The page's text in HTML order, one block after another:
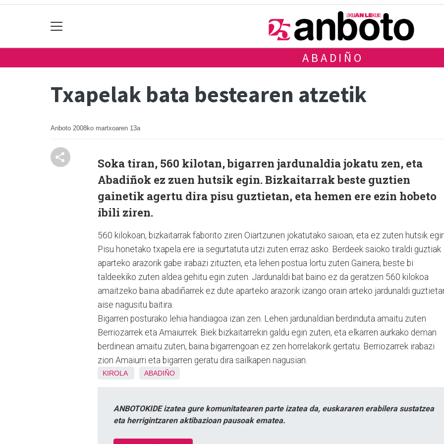
ABADIÑO
Txapelak bata bestearen atzetik
Anboto 2008ko martxoaren 13a
Soka tiran, 560 kilotan, bigarren jardunaldia jokatu zen, eta
Abadiñok ez zuen hutsik egin. Bizkaitarrak beste guztien
gainetik agertu dira pisu guztietan, eta hemen ere ezin hobeto
ibili ziren.
560 kilokoan, bizkaitarrak faborito ziren Oiartzunen jokatutako saioan, eta ez zuten hutsik
Pisu honetako txapela ere ia segurtatuta utzi zuten erraz asko. Berdeek saioko tiraldi guztiak
aparteko arazorik gabe irabazi zituzten, eta lehen postua lortu zuten Gainera, beste bi
taldeekiko zuten aldea gehitu egin zuten. Jardunaldi bat baino ez da geratzen 560 kilokoa
amaitzeko baina abadiñarrek ez dute aparteko arazorik izango orain arteko jardunaldi
aise nagusitu baitira.
Bigarren posturako lehia handiagoa izan zen. Lehen jardunaldian berdinduta amaitu zuten
Berriozarrek eta Amaiurrek. Biek bizkaitarrekin galdu egin zuten, eta elkarren aurkako deman
berdinean amaitu zuten, baina bigarrengoan ez zen horrelakorik gertatu. Berriozarrek irabazi
zion Amaiurri eta bigarren geratu dira sailkapen nagusian.
KIROLA ABADIÑO
ANBOTOKIDE izatea gure komunitatearen parte izatea da, euskararen erabilera sustatzea
eta herrigintzaren aktibazioan pausoak ematea.